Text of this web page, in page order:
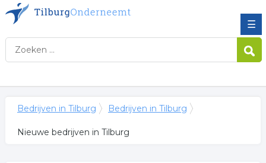
☰
Bedrijven in Tilburg Bedrijven in Tilburg
Nieuwe bedrijven in Tilburg